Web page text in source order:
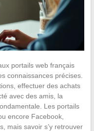
portails web français
connaissances précises.
effectuer des achats
avec des amis, la
Les portails
encore Facebook,
mais savoir s’y retrouver